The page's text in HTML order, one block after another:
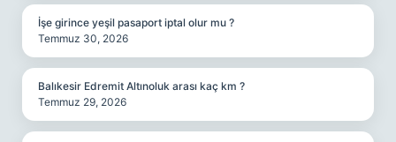
İşe girince yeşil pasaport iptal olur mu ?
Temmuz 30, 2026
Balıkesir Edremit Altınoluk arası kaç km ?
Temmuz 29, 2026